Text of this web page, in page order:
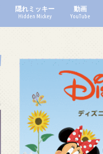
隠れミッキー
Hidden Mickey
動画
YouTube